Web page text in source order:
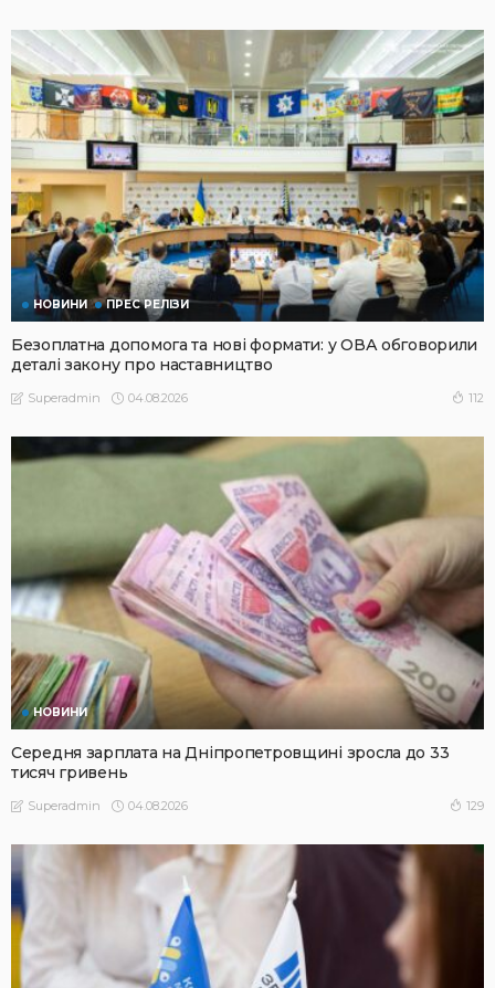
НОВИНИ ПРЕС РЕЛІЗИ
Безоплатна допомога та нові формати: у ОВА обговорили
деталі закону про наставництво
Superadmin 04.08.2026 112
НОВИНИ
Середня зарплата на Дніпропетровщині зросла до 33
тисяч гривень
Superadmin 04.08.2026 129